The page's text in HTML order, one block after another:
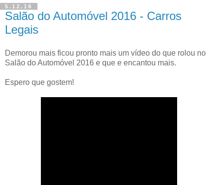
5.12.16
Salão do Automóvel 2016 - Carros
Legais
Demorou mais ficou pronto mais um vídeo do que rolou no
Salão do Automóvel 2016 e que e encantou mais.
Espero que gostem!